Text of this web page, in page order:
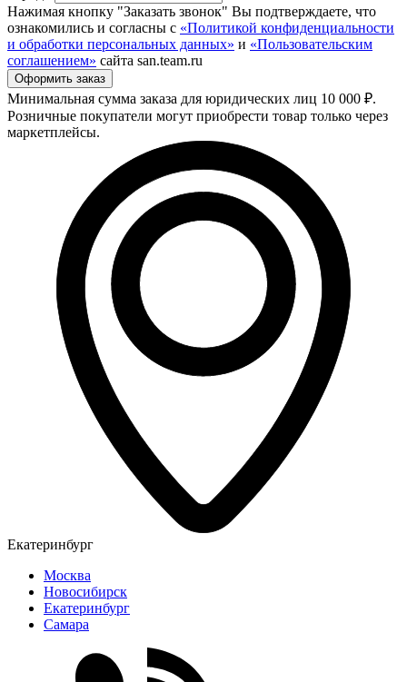
Нажимая кнопку "Заказать звонок" Вы подтверждаете, что
ознакомились и согласны с «Политикой конфиденциальности
и обработки персональных данных» и «Пользовательским
соглашением» сайта san.team.ru
Минимальная сумма заказа для юридических лиц 10 000 ₽.
Розничные покупатели могут приобрести товар только через
маркетплейсы.
Екатеринбург
Москва
Новосибирск
Екатеринбург
Самара